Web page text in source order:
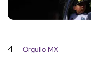
4 Orgullo MX